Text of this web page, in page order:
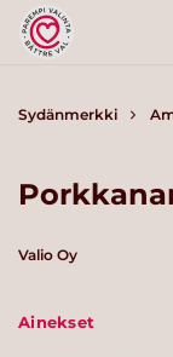
Sydänmerkki
Valio Oy
Ainekset